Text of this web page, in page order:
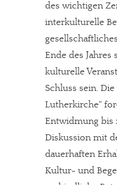
des wichtigen
interkulturelle
Ende des
kulturelle
Schluss sein.
Lutherkirche“
Entwidmung bis
Diskussion mit
dauerhaften
Kultur- und